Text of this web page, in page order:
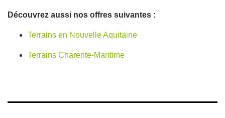
Découvrez aussi nos offres suivantes :
Terrains en Nouvelle Aquitaine
Terrains Charente-Maritime